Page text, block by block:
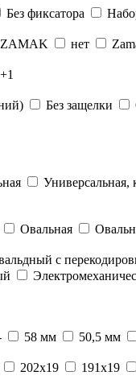
Без фиксатора
ZAMAK нет
Без защелки
Универсальная,
Овальная
с
58 мм 50,5 мм
202x19 191x19